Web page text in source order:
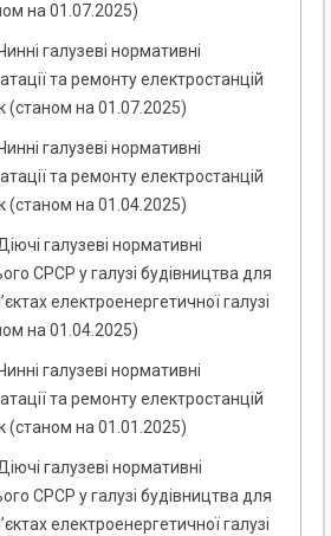
на 01.07.2025)
галузеві нормативні
та ремонту електростанцій
на 01.07.2025)
галузеві нормативні
та ремонту електростанцій
на 01.04.2025)
галузеві нормативні
СРСР у галузі будівництва для
електроенергетичної галузі
на 01.04.2025)
галузеві нормативні
та ремонту електростанцій
на 01.01.2025)
галузеві нормативні
СРСР у галузі будівництва для
електроенергетичної галузі